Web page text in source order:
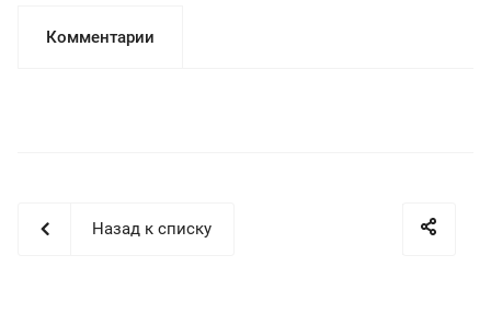
Комментарии
Назад к списку